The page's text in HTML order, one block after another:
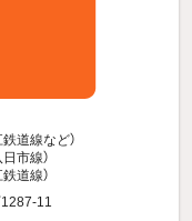
鉄道線など）
日市線）
道線）
11